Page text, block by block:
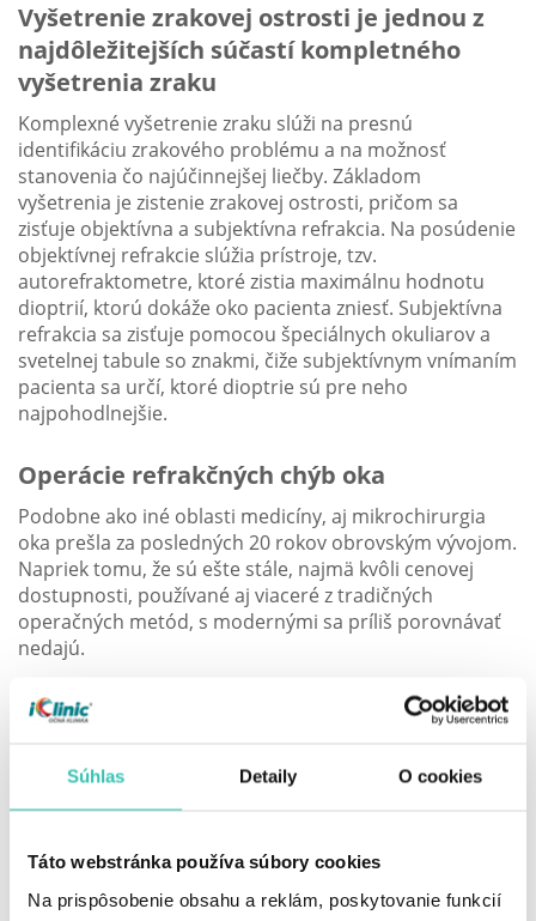
Súhlas Detaily O cookies
Táto webstránka používa súbory cookies
Na prispôsobenie obsahu a reklám, poskytovanie funkcií
Vyšetrenie zrakovej ostrosti je jednou z
najdôležitejších súčastí kompletného
vyšetrenia zraku
Komplexné vyšetrenie zraku slúži na presnú
identifikáciu zrakového problému a na možnosť
stanovenia čo najúčinnejšej liečby. Základom
vyšetrenia je zistenie zrakovej ostrosti, pričom sa
zisťuje objektívna a subjektívna refrakcia. Na posúdenie
objektívnej refrakcie slúžia prístroje, tzv.
autorefraktometre, ktoré zistia maximálnu hodnotu
dioptrií, ktorú dokáže oko pacienta zniesť. Subjektívna
refrakcia sa zisťuje pomocou špeciálnych okuliarov a
svetelnej tabule so znakmi, čiže subjektívnym vnímaním
pacienta sa určí, ktoré dioptrie sú pre neho
najpohodlnejšie.
Operácie refrakčných chýb oka
Podobne ako iné oblasti medicíny, aj mikrochirurgia
oka prešla za posledných 20 rokov obrovským vývojom.
Napriek tomu, že sú ešte stále, najmä kvôli cenovej
dostupnosti, používané aj viaceré z tradičných
operačných metód, s modernými sa príliš porovnávať
nedajú.
Operácie najnovšími metódami tretej generácie
prebiehajú vnútri rohovky, sú tak pre oko jemnejšie,
komplikácií a kratšou dobou hojenia v porovnaní s
povrchovými metódami.
Najmodernejšou metódou, ktorá sa používa pre trvalú
3D. Ide o bezbolestnú a rýchlu - približne 15 minútovú,